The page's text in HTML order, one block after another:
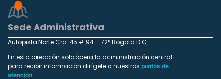
Sede Administrativa
Autopista Norte Cra. 45 # 94 – 72* Bogotá D.C
En esta dirección solo ópera la administración central
para recibir información dirígete a nuestros puntos de
atención